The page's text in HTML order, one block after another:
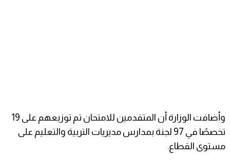
وأضافت الوزارة أن المتقدمين للامتحان تم توزيعهم على 19
تخصصًا في 97 لجنة بمدارس مديريات التربية والتعليم على
مستوى القطاع.